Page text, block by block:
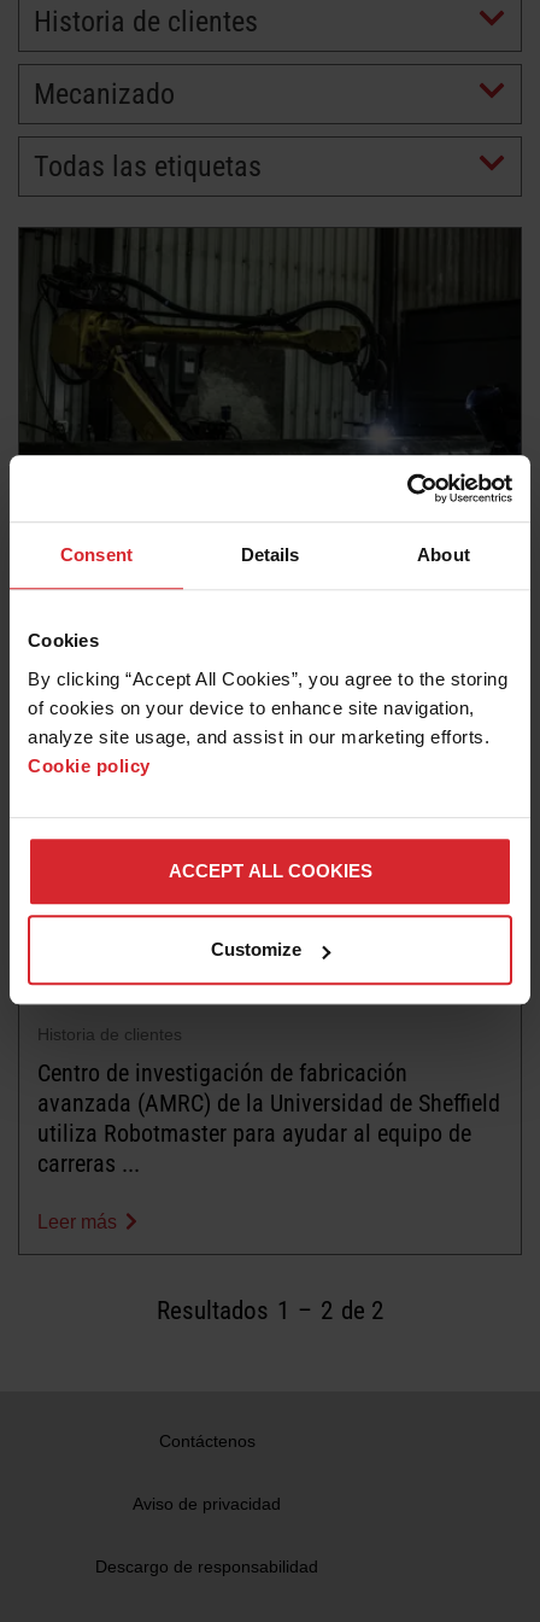
Consent Details About
Cookies
By clicking “Accept All Cookies”, you agree to the storing
of cookies on your device to enhance site navigation,
analyze site usage, and assist in our marketing efforts.
Cookie policy
ACCEPT ALL COOKIES
Customize
Historia de clientes
Mecanizado
Todas las etiquetas
Leer más
Historia de clientes
Centro de investigación de fabricación
avanzada (AMRC) de la Universidad de Sheffield
utiliza Robotmaster para ayudar al equipo de
carreras ...
Leer más
Resultados 1 – 2 de 2
Contáctenos
Aviso de privacidad
Descargo de responsabilidad